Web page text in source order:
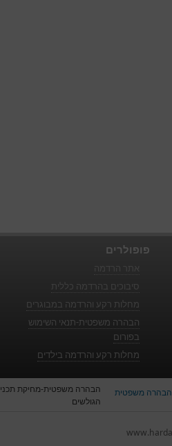
פופולרים
סיבוכים בהרדמה כללית
מחלות רקע והרדמה במבוגרים
הבהרה משפטית-תנאי השימוש
בפורום
מחלות רקע והרדמה בילדים
הבהרה משפטית
הבהרה משפטית-מחיקת תכני
הגולשים